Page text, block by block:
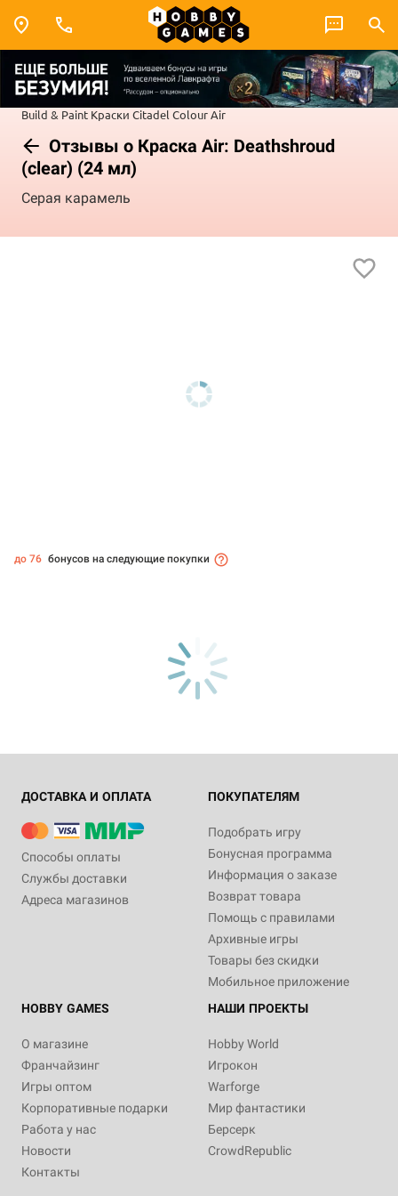
Build & Paint Краски Citadel ColourAir
Отзывы о Краска Air: Deathshroud
(clear) (24 мл)
Серая карамель
до 76 бонусов на следующие покупки
ДОСТАВКА И ОПЛАТА
Способы оплаты
Службы доставки
Адреса магазинов
ПОКУПАТЕЛЯМ
Подобрать игру
Бонусная программа
Информация о заказе
Возврат товара
Помощь с правилами
Архивные игры
Товары без скидки
Мобильное приложение
HOBBY GAMES
О магазине
Франчайзинг
Игры оптом
Корпоративные подарки
Работа у нас
Новости
Контакты
НАШИ ПРОЕКТЫ
Hobby World
Игрокон
Warforge
Мир фантастики
Берсерк
CrowdRepublic